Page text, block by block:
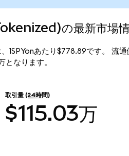
の最新市場
1SPYonあたり$778.89です。 流
なります。
取引量 (24時間)
$115.03万